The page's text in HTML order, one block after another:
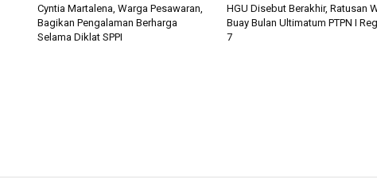
Cyntia Martalena, Warga Pesawaran,
Bagikan Pengalaman Berharga
Selama Diklat SPPI
HGU Disebut Berakhir, Ratusan
Buay Bulan Ultimatum PTPN I
7